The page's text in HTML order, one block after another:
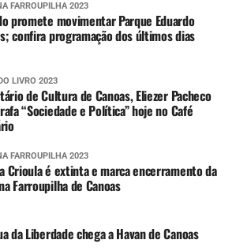
FARROUPILHA 2023
promete movimentar Parque Eduardo
confira programação dos últimos dias
LIVRO 2023
de Cultura de Canoas, Eliezer Pacheco
“Sociedade e Política” hoje no Café
FARROUPILHA 2023
Crioula é extinta e marca encerramento da
Farroupilha de Canoas
da Liberdade chega a Havan de Canoas